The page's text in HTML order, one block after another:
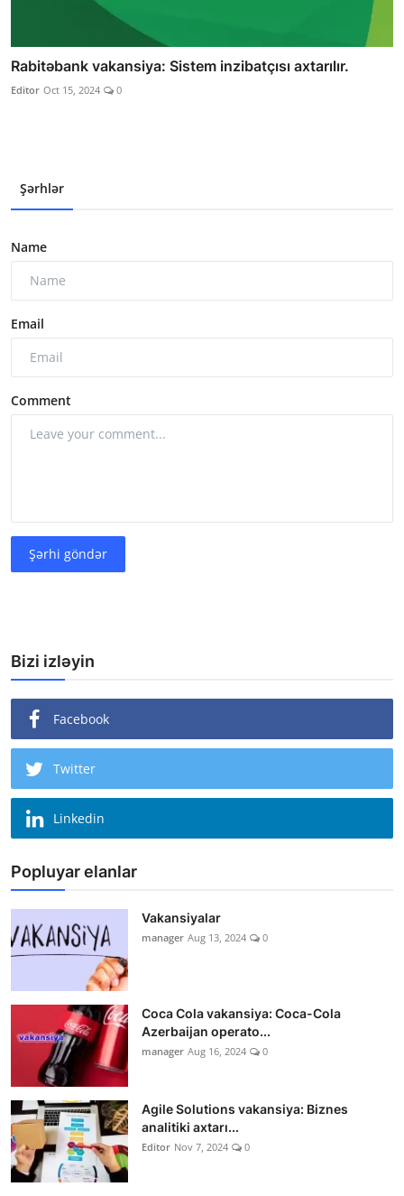
Rabitəbank vakansiya: Sistem inzibatçısı axtarılır.
Editor Oct 15, 2024 0
Şərhlər
Name
Email
Comment
Şərhi göndər
Bizi izləyin
Facebook
Twitter
Linkedin
Popluyar elanlar
Vakansiyalar
manager Aug 13, 2024 0
Coca Cola vakansiya: Coca-Cola
Azerbaijan operato...
manager Aug 16, 2024 0
Agile Solutions vakansiya: Biznes
analitiki axtarı...
Editor Nov 7, 2024 0